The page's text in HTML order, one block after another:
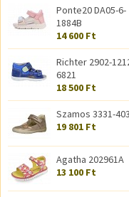
Ponte20 DA05-6-
1884B
14 600 Ft
Richter 2902-
6821
18 500 Ft
Szamos 3331-
19 801 Ft
Agatha 202961A
13 100 Ft